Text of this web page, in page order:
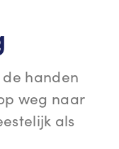
de handen
weg naar
als